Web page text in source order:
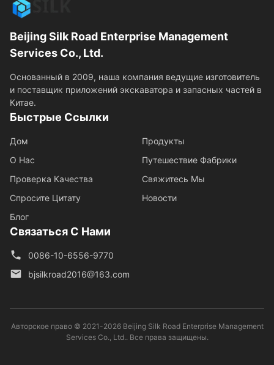
Beijing Silk Road Enterprise Management
Services Co., Ltd.
Основанный в 2009, наша компания ведущие изготовитель
и поставщик приложений экскаватора и запасных частей в
Китае.
Быстрые Ссылки
Дом
Продукты
О Нас
Путешествие Фабрики
Проверка Качества
Свяжитесь Мы
Спросите Цитату
Новости
Блог
Связаться С Нами
0086-10-6556-9770
bjsilkroad2016@163.com
Авторское право © 2021-2026 Beijing Silk Road Enterprise Management
Services Co., Ltd.. Все права защищены.